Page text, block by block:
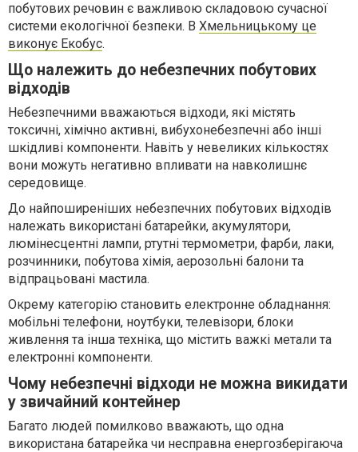
побутових речовин є важливою складовою сучасної
системи екологічної безпеки. В Хмельницькому це
виконує Екобус.
Що належить до небезпечних побутових
відходів
Небезпечними вважаються відходи, які містять
токсичні, хімічно активні, вибухонебезпечні або інші
шкідливі компоненти. Навіть у невеликих кількостях
вони можуть негативно впливати на навколишнє
середовище.
До найпоширеніших небезпечних побутових відходів
належать використані батарейки, акумулятори,
люмінесцентні лампи, ртутні термометри, фарби, лаки,
розчинники, побутова хімія, аерозольні балони та
відпрацьовані мастила.
Окрему категорію становить електронне обладнання:
мобільні телефони, ноутбуки, телевізори, блоки
живлення та інша техніка, що містить важкі метали та
електронні компоненти.
Чому небезпечні відходи не можна викидати
у звичайний контейнер
Багато людей помилково вважають, що одна
використана батарейка чи несправна енергозберігаюча